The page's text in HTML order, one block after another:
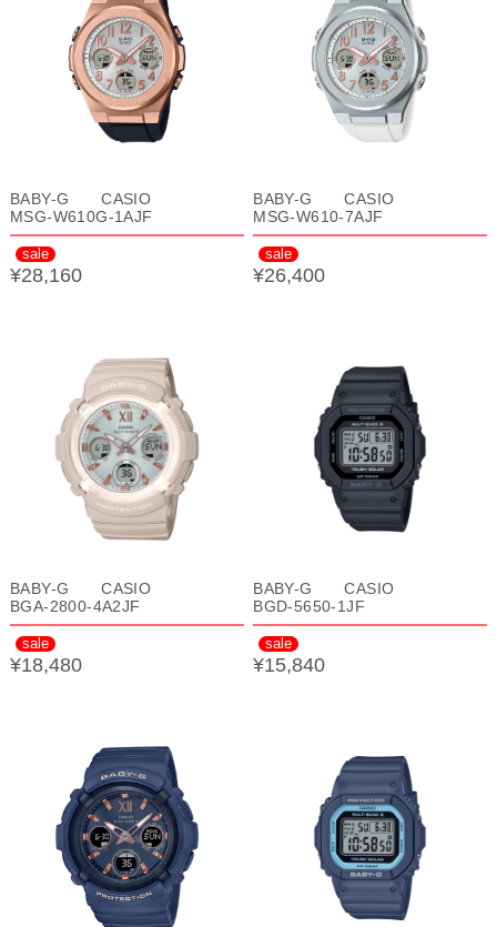
BABY-G CASIO
MSG-W610G-1AJF
sale
¥28,160
BABY-G CASIO
MSG-W610-7AJF
sale
¥26,400
BABY-G CASIO
BGA-2800-4A2JF
sale
¥18,480
BABY-G CASIO
BGD-5650-1JF
sale
¥15,840